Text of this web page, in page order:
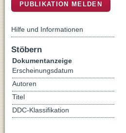
PUBLIKATION MELDEN
Hilfe und Informationen
Stöbern
Dokumentanzeige
Erscheinungsdatum
Autoren
Titel
DDC-Klassifikation